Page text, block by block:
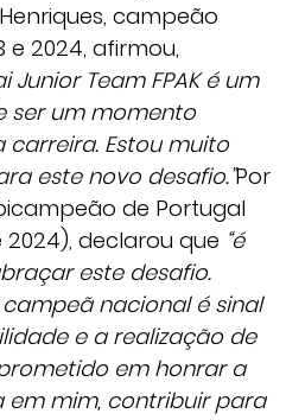
campeão
e 2024, afirmou,
Junior Team FPAK é um
ser um momento
Estou muito
este novo desafio.”Por
de Portugal
2024), declarou que “é
este desafio.
nacional é sinal
e a realização de
em honrar a
mim, contribuir para